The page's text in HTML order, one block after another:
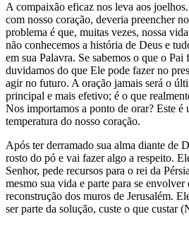
A compaixão eficaz nos leva aos
com nosso coração, deveria preencher
problema é que, muitas vezes, nossa
não conhecemos a história de Deus e
em sua Palavra. Se sabemos o que o Pai
duvidamos do que Ele pode fazer no
agir no futuro. A oração jamais será o
principal e mais efetivo; é o que
Nos importamos a ponto de orar? Este é
temperatura do nosso coração.
Após ter derramado sua alma diante de
rosto do pó e vai fazer algo a respeito.
Senhor, pede recursos para o rei da
mesmo sua vida e parte para se envolver
reconstrução dos muros de Jerusalém.
ser parte da solução, custe o que custar